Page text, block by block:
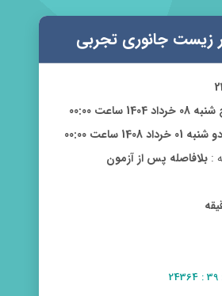
زیست جانوری تجربی
1404 ساعت 00:00
دو شنبه 01 خرداد 1408 ساعت 00:00
: بلافاصله پس از آزمون